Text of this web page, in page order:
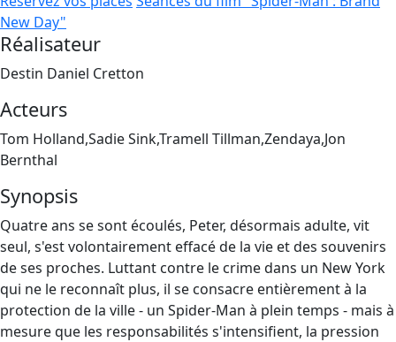
New Day"
Réalisateur
Destin Daniel Cretton
Acteurs
Tom Holland,Sadie Sink,Tramell Tillman,Zendaya,Jon
Bernthal
Synopsis
Quatre ans se sont écoulés, Peter, désormais adulte, vit
seul, s'est volontairement effacé de la vie et des souvenirs
de ses proches. Luttant contre le crime dans un New York
qui ne le reconnaît plus, il se consacre entièrement à la
protection de la ville - un Spider-Man à plein temps - mais à
mesure que les responsabilités s'intensifient, la pression